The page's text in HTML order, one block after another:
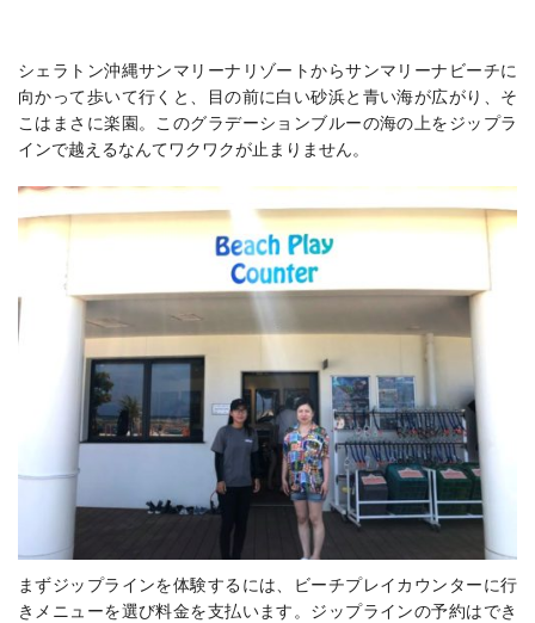
シェラトン沖縄サンマリーナリゾートからサンマリーナビーチに
向かって歩いて行くと、目の前に白い砂浜と青い海が広がり、そ
こはまさに楽園。このグラデーションブルーの海の上をジップラ
インで越えるなんてワクワクが止まりません。
まずジップラインを体験するには、ビーチプレイカウンターに行
きメニューを選び料金を支払います。ジップラインの予約はでき